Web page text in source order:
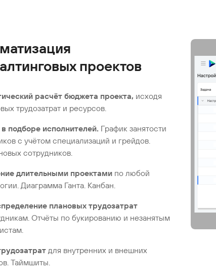
проектов
плановых трудозатрат
Отчёты по букированию и незанятым
длительными проектами по любой
Диаграмма Ганта. Канбан.
подборе исполнителей. График занятости
с учётом специализаций и грейдов.
сотрудников.
расчёт бюджета проекта, исходя
трудозатрат и ресурсов.
для внутренних и внешних
Таймшиты.